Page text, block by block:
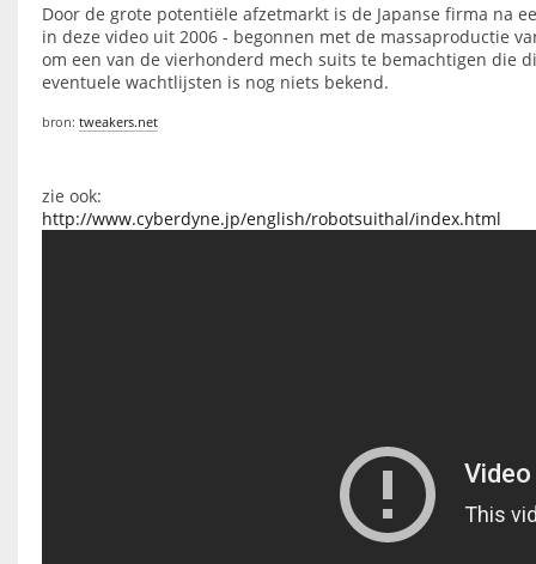
Door de grote potentiële afzetmarkt is de Japanse firma na
in deze video uit 2006 - begonnen met de massaproductie
om een van de vierhonderd mech suits te bemachtigen die
eventuele wachtlijsten is nog niets bekend.
bron: tweakers.net
zie ook:
http://www.cyberdyne.jp/english/robotsuithal/index.html